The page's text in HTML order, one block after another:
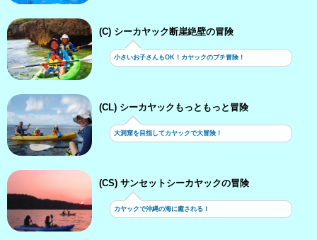
(C) シーカヤック断崖絶壁の冒険
小さいお子さんもOK！カヤックのプチ冒険！
(CL) シーカヤックもっともっと冒険
大洞窟を目指してカヤックで大冒険！
(CS) サンセットシーカヤックの冒険
カヤックで沖縄の海に癒される！